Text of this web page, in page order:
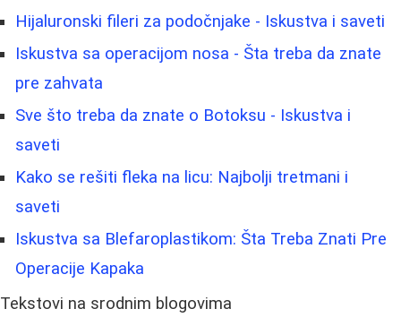
Hijaluronski fileri za podočnjake - Iskustva i saveti
Iskustva sa operacijom nosa - Šta treba da znate
pre zahvata
Sve što treba da znate o Botoksu - Iskustva i
saveti
Kako se rešiti fleka na licu: Najbolji tretmani i
saveti
Iskustva sa Blefaroplastikom: Šta Treba Znati Pre
Operacije Kapaka
Tekstovi na srodnim blogovima